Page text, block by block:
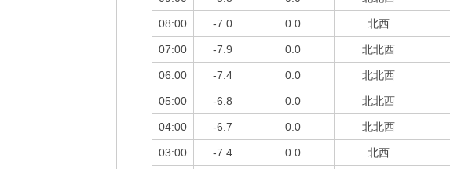
08:00 -7.0 0.0 北西
07:00 -7.9 0.0 北北西
06:00 -7.4 0.0 北北西
05:00 -6.8 0.0 北北西
04:00 -6.7 0.0 北北西
03:00 -7.4 0.0 北西